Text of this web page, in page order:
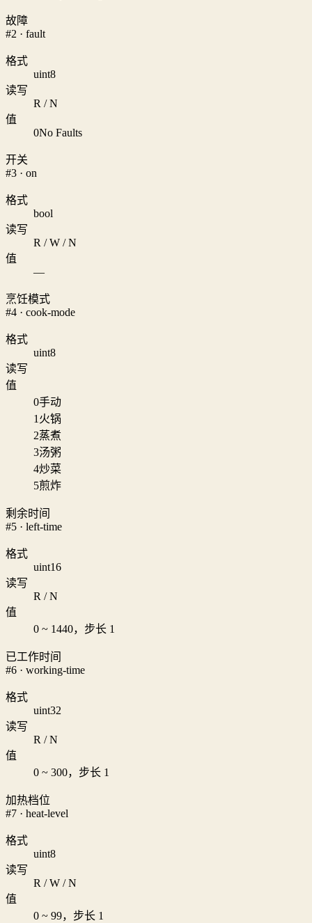
故障
#2 · fault
格式
uint8
读写
R / N
值
0No Faults
开关
#3 · on
格式
bool
读写
R / W / N
值
—
烹饪模式
#4 · cook-mode
格式
uint8
读写
值
0手动
1 火锅
2蒸煮
3汤粥
4炒菜
5煎炸
剩余时间
#5 · left-time
格式
uint16
读写
R / N
值
0 ~ 1440，步长 1
已工作时间
#6 · working-time
格式
uint32
读写
R / N
值
0 ~ 300，步长 1
加热档位
#7 · heat-level
格式
uint8
读写
R / W / N
值
0 ~ 99，步长 1